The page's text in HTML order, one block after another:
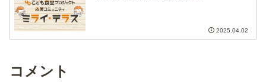
2025.04.02
コメント